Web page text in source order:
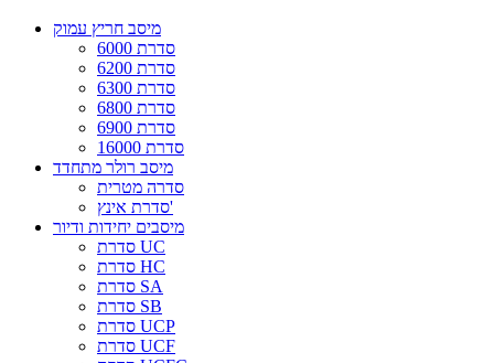
מיסב חריץ עמוק
סדרת 6000
סדרת 6200
סדרת 6300
סדרת 6800
סדרת 6900
סדרת 16000
מיסב רולר מתחדד
סדרה מטרית
סדרת אינץ'
מיסבים יחידות ודיור
סדרת UC
סדרת HC
סדרת SA
סדרת SB
סדרת UCP
סדרת UCF